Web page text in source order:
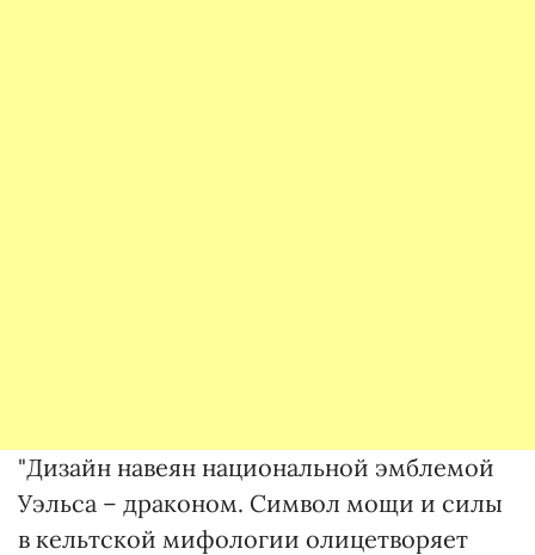
"Дизайн навеян национальной эмблемой
Уэльса – драконом. Символ мощи и силы
в кельтской мифологии олицетворяет